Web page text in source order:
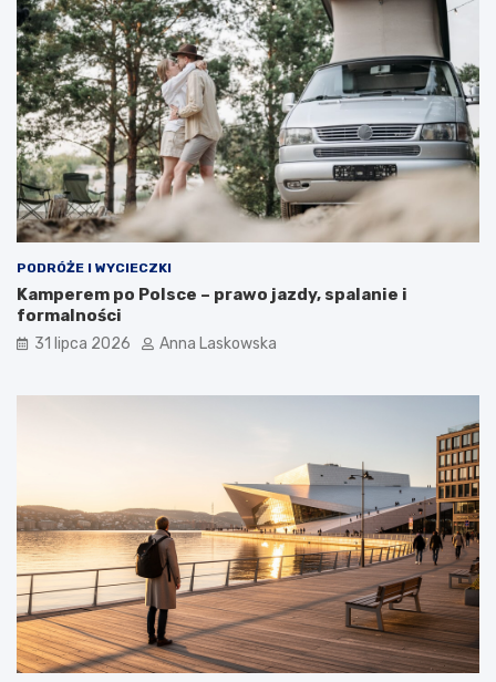
PODRÓŻE I WYCIECZKI
Kamperem po Polsce – prawo jazdy, spalanie i
formalności
31 lipca 2026 Anna Laskowska